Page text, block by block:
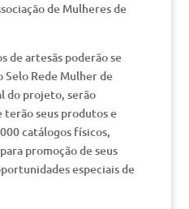
de Mulheres de
de artesãs poderão se
Rede Mulher de
do projeto, serão
terão seus produtos e
catálogos físicos,
promoção de seus
especiais de